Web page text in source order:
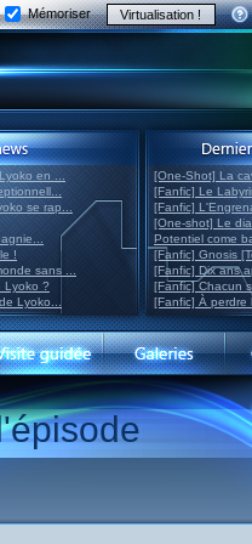
Mémoriser
en ...
se rap...
!
sans ...
Lyoko ?
Lyoko...
[One-Shot] La
[Fanfic] Le
[Fanfic]
[One-shot] Le
Potentiel come
[Fanfic] Gnosis
[Fanfic] Dix ans
[Fanfic] Chacun
[Fanfic] À perdre